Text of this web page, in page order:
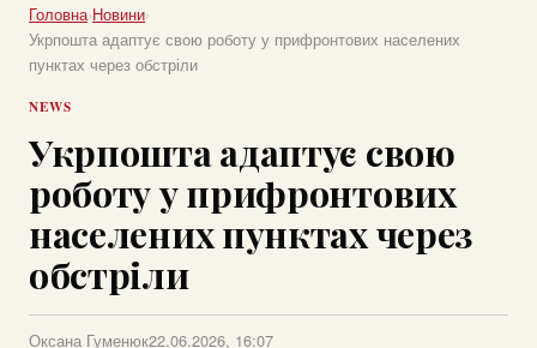
Головна›Новини›
Укрпошта адаптує свою роботу у прифронтових населених
пунктах через обстріли
NEWS
Укрпошта адаптує свою
роботу у прифронтових
населених пунктах через
обстріли
Оксана Гуменюк22.06.2026, 16:07